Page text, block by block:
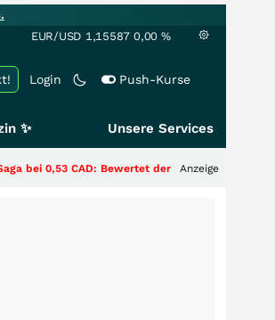
EUR/USD 1,15587 0,00 %
Login Push-Kurse
✨ Unsere Services
0,53 CAD: Bewertet der Markt noch immer nur die
Anzeige